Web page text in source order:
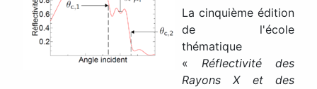
La cinquième édition
de l'école
thématique
« Réflectivité des
Rayons X et des